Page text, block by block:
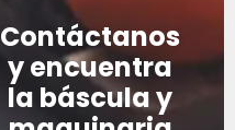
Contáctanos
y encuentra
la báscula y